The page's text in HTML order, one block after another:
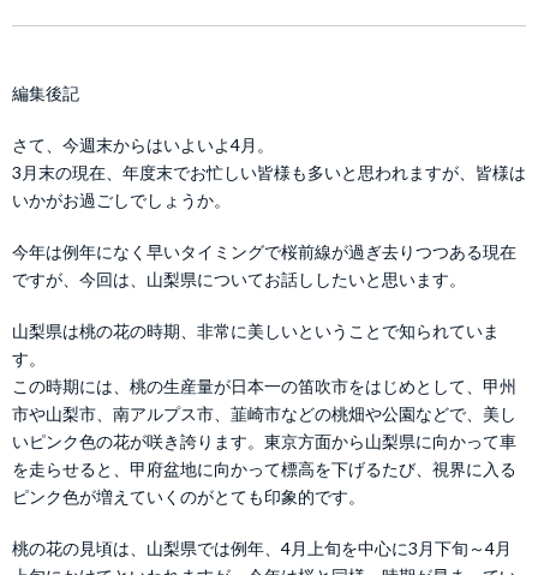
編集後記
さて、今週末からはいよいよ4月。
3月末の現在、年度末でお忙しい皆様も多いと思われますが、皆様は
いかがお過ごしでしょうか。
今年は例年になく早いタイミングで桜前線が過ぎ去りつつある現在
ですが、今回は、山梨県についてお話ししたいと思います。
山梨県は桃の花の時期、非常に美しいということで知られていま
す。
この時期には、桃の生産量が日本一の笛吹市をはじめとして、甲州
市や山梨市、南アルプス市、韮崎市などの桃畑や公園などで、美し
いピンク色の花が咲き誇ります。東京方面から山梨県に向かって車
を走らせると、甲府盆地に向かって標高を下げるたび、視界に入る
ピンク色が増えていくのがとても印象的です。
桃の花の見頃は、山梨県では例年、4月上旬を中心に3月下旬～4月